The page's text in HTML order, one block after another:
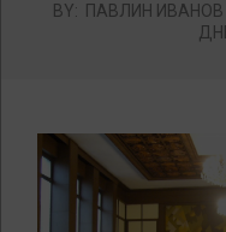
BY: ПАВЛИН ИВАНОВ